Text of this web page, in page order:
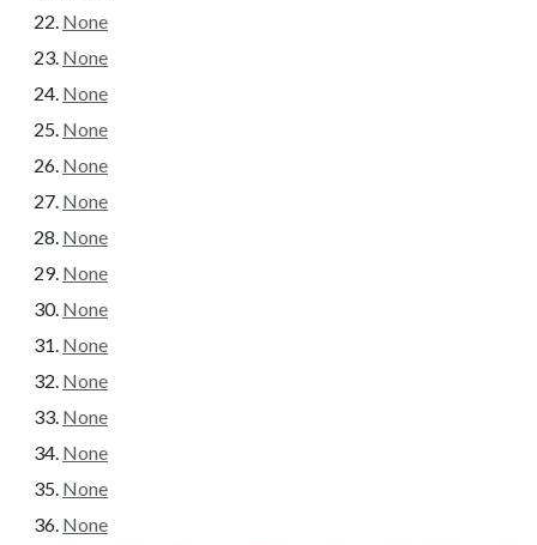
None
None
None
None
None
None
None
None
None
None
None
None
None
None
None